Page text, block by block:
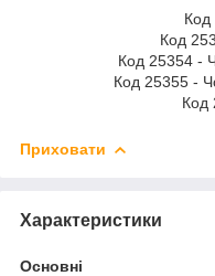
Код
Код
Код 25354 -
Код 25355 -
Код
Приховати
Характеристики
Основні